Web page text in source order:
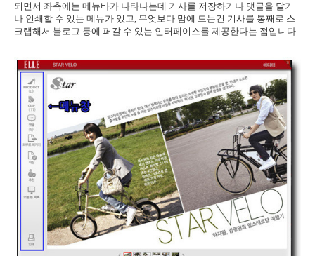
되면서 좌측에는 메뉴바가 나타나는데 기사를 저장하거나 댓글을 달거
나 인쇄할 수 있는 메뉴가 있고, 무엇보다 맘에 드는건 기사를 통째로 스
크랩해서 블로그 등에 퍼갈 수 있는 인터페이스를 제공한다는 점입니다.